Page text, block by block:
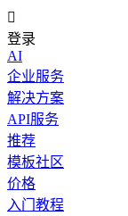

登录
AI
企业服务
解决方案
API服务
推荐
模板社区
价格
入门教程